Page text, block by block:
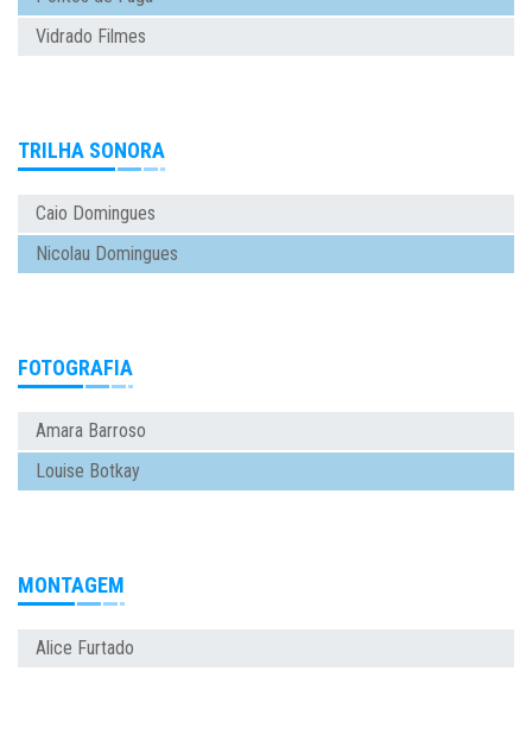
Vidrado Filmes
TRILHA SONORA
Caio Domingues
Nicolau Domingues
FOTOGRAFIA
Amara Barroso
Louise Botkay
MONTAGEM
Alice Furtado